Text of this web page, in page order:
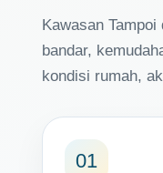
Kawasan
bandar,
kondisi rumah,
01